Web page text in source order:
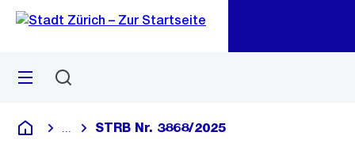
Navigation
Sprunglink
Menü
Deutsch
Blende alle Breadcrumbs ein
STRB Nr. 3868/2025